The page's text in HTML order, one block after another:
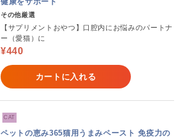
その他厳選
【サプリメントおやつ】口腔内にお悩みのパートナ
ー（愛猫）に
¥440
カートに入れる
CAT
ペットの恵み365猫用うまみペースト 免疫力の